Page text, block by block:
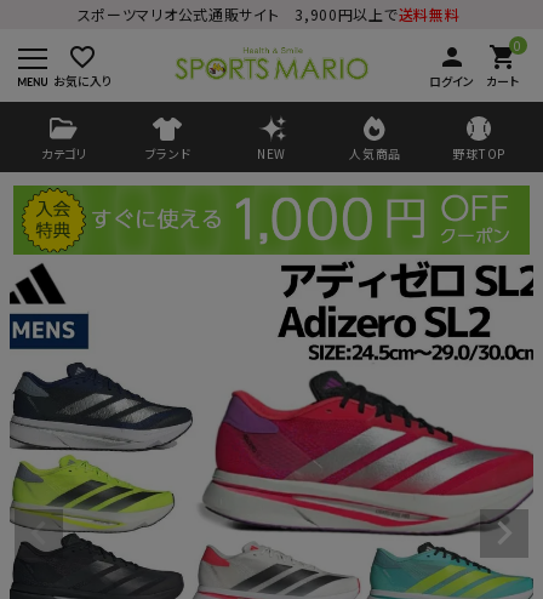
スポーツマリオ公式通販サイト 3,900円以上で送料無料
favorite_border
お気に入り
person
ログイン
0
shopping_cart
カート
カテゴリ ブランド NEW 人気商品 野球TOP
会員登録
ようこそ ゲスト 様
検索